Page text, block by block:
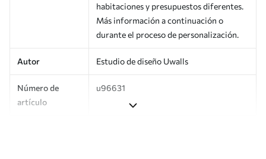
habitaciones y presupuestos diferentes.
Más información a continuación o
durante el proceso de personalización.
Autor Estudio de diseño Uwalls
Número de
artículo
u96631